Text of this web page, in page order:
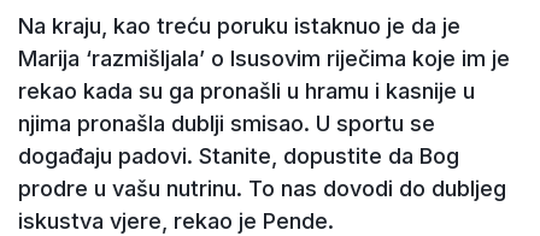
Na kraju, kao treću poruku istaknuo je da je
Marija ‘razmišljala’ o Isusovim riječima koje im je
rekao kada su ga pronašli u hramu i kasnije u
njima pronašla dublji smisao. U sportu se
događaju padovi. Stanite, dopustite da Bog
prodre u vašu nutrinu. To nas dovodi do dubljeg
iskustva vjere, rekao je Pende.